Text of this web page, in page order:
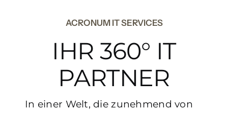
ACRONUM IT SERVICES
IHR 360° IT
PARTNER
In einer Welt, die zunehmend von